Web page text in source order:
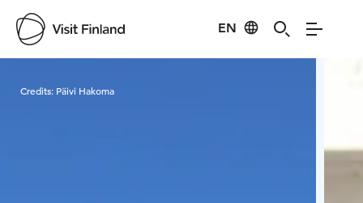
EN
Credits: Päivi Hakoma